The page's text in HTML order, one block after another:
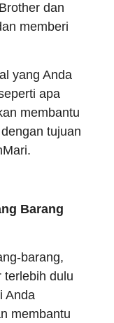
dan
memberi
yang Anda
apa
membantu
tujuan
Barang
barang,
terlebih dulu
Anda
membantu